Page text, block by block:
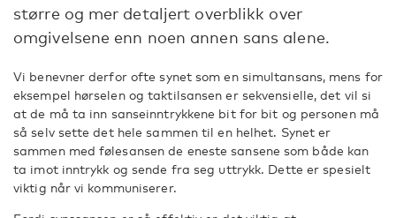
større og mer detaljert overblikk over
omgivelsene enn noen annen sans alene.
Vi benevner derfor ofte synet som en simultansans, mens for
eksempel hørselen og taktilsansen er sekvensielle, det vil si
at de må ta inn sanseinntrykkene bit for bit og personen må
så selv sette det hele sammen til en helhet. Synet er
sammen med følesansen de eneste sansene som både kan
ta imot inntrykk og sende fra seg uttrykk. Dette er spesielt
viktig når vi kommuniserer.